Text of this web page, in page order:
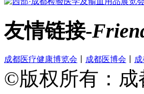
友情链接-
成都医疗健康博览会 成都医博会
©版权所有：